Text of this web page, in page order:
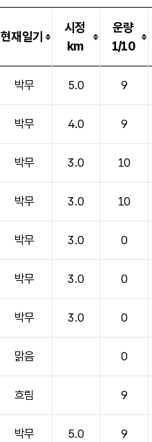
현재일기
시정
km
운량
1/10
박무 5.0 9
박무 4.0 9
박무 3.0 10
박무 3.0 10
박무 3.0 0
박무 3.0 0
박무 3.0 0
맑음 0
흐림 9
박무 5.0 9